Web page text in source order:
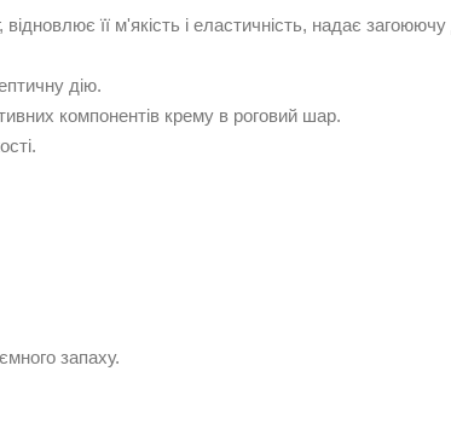
її м'якість і еластичність, надає загоюючу
дію.
компонентів крему в роговий шар.
запаху.